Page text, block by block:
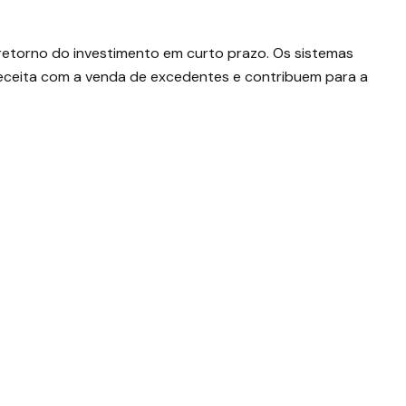
do investimento em curto prazo. Os sistemas
com a venda de excedentes e contribuem para a